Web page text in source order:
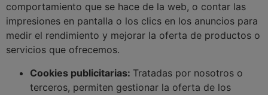
comportamiento que se hace de la web, o contar las
impresiones en pantalla o los clics en los anuncios para
medir el rendimiento y mejorar la oferta de productos o
servicios que ofrecemos.
Cookies publicitarias: Tratadas por nosotros o
terceros, permiten gestionar la oferta de los